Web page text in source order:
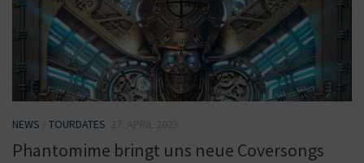
NEWS TOURDATES
Phantomime bringt uns neue Coversongs